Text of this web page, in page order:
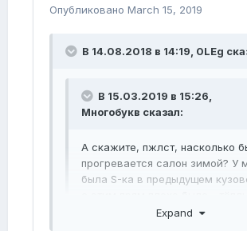
Опубликовано March 15, 2019
В 14.08.2018 в 14:19, 0LEg
В 15.03.2019 в 15:26,
Многобукв сказал:
А скажите, пжлст, насколько
прогревается салон зимой? У
была S-ка в предыдущем
воздух начинал идти минут
Expand